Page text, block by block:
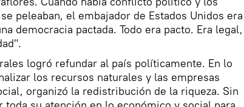
peleaban, el embajador de Estados Unidos era
democracia pactada. Todo era pacto. Era legal,
logró refundar al país políticamente. En lo
los recursos naturales y las empresas
organizó la redistribución de la riqueza. Sin